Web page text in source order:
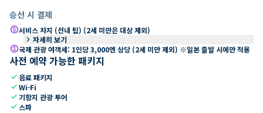
승선 시 결제
paid서비스 차지 (선내 팁) (2세 미만은 대상 제외)
keyboard_arrow_right 자세히 보기
paid국제 관광 여객세: 1인당 3,000엔 상당 (2세 미만 제외) ※일본 출발 시에만 적용
사전 예약 가능한 패키지
check 음료 패키지
checkWi-Fi
check 기항지 관광 투어
check 스파